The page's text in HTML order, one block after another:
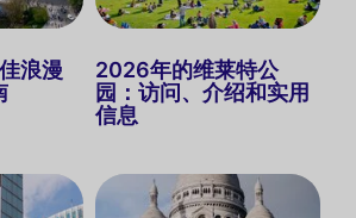
浪漫
2026年的维莱特公
园：访问、介绍和实用
信息